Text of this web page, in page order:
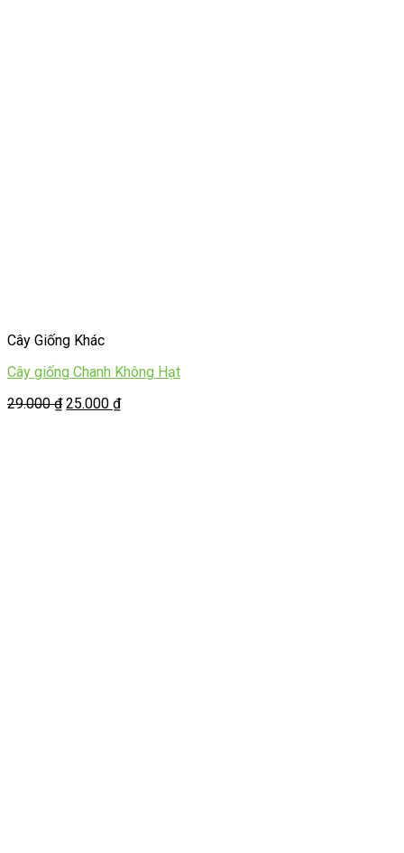
Cây Giống Khác
Cây giống Chanh Không Hạt
29.000₫ 25.000 ₫